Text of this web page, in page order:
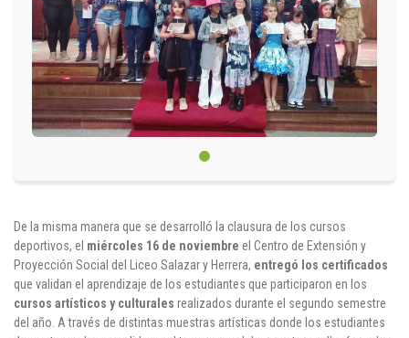
De la misma manera que se desarrolló la clausura de los cursos
deportivos, el miércoles 16 de noviembre el Centro de Extensión y
Proyección Social del Liceo Salazar y Herrera, entregó los certificados
que validan el aprendizaje de los estudiantes que participaron en los
cursos artísticos y culturales realizados durante el segundo semestre
del año. A través de distintas muestras artísticas donde los estudiantes
Pagos
PQRSF
Comunícate con nosotros
Cl 42 C 86-17
Medellín - Colombia - Suramérica